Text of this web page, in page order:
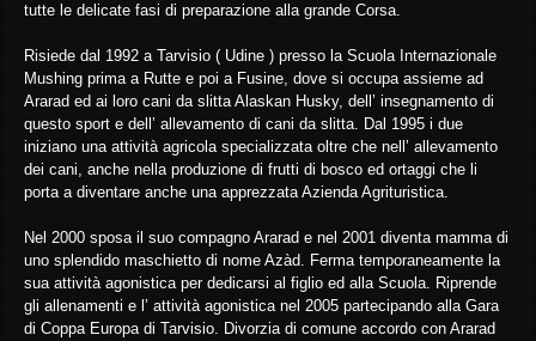
tutte le delicate fasi di preparazione alla grande Corsa.
Risiede dal 1992 a Tarvisio ( Udine ) presso la Scuola Internazionale
Mushing prima a Rutte e poi a Fusine, dove si occupa assieme ad
Ararad ed ai loro cani da slitta Alaskan Husky, dell’ insegnamento di
questo sport e dell’ allevamento di cani da slitta. Dal 1995 i due
iniziano una attività agricola specializzata oltre che nell’ allevamento
dei cani, anche nella produzione di frutti di bosco ed ortaggi che li
porta a diventare anche una apprezzata Azienda Agrituristica.
Nel 2000 sposa il suo compagno Ararad e nel 2001 diventa mamma di
uno splendido maschietto di nome Azàd. Ferma temporaneamente la
sua attività agonistica per dedicarsi al figlio ed alla Scuola. Riprende
gli allenamenti e l’ attività agonistica nel 2005 partecipando alla Gara
di Coppa Europa di Tarvisio. Divorzia di comune accordo con Ararad